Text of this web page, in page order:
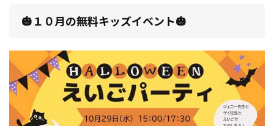
🎃１０月の無料キッズイベント🎃